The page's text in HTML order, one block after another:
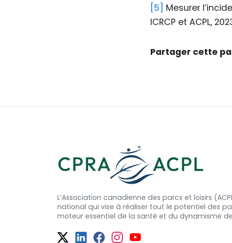
[5]
Mesurer
ICRCP et ACPL,
Partager cette
L’Association canadienne des parcs et loisirs
national qui vise à réaliser tout le potentiel des
moteur essentiel de la santé et du dynamisme
Twitter
Facebook
Facebook
Instagram
YouTube